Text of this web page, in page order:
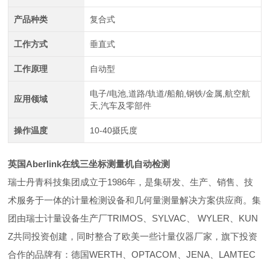
产品种类 复合式
工作方式 垂直式
工作原理 自动型
应用领域
电子/电池,道路/轨道/船舶,钢铁/金属,航空航
天,汽车及零部件
操作温度 10-40摄氏度
英国Aberlink在线三坐标测量机自动检测
瑞士丹青科技集团成立于1986年，是集研发、生产、销售、技
术服务于一体的计量检测设备和几何量测量解决方案供应商。集
团由瑞士计量设备生产厂TRIMOS、SYLVAC、 WYLER、KUN
Z共同投资创建，同时整合了欧美一些计量仪器厂家，旗下投资
合作的品牌有：德国WERTH、OPTACOM、JENA、LAMTEC